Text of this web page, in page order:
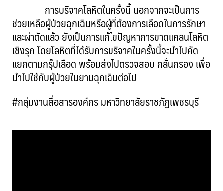
การบริจาคโลหิตในครั้งนี้ นอกจากจะเป็นการ
ช่วยเหลือผู้ป่วยฉุกเฉินหรือผู้ที่ต้องการเลือดในการรักษา
และผ่าตัดแล้ว ยังเป็นการแก้ไขปัญหาการขาดแคลนโลหิต
เชิงรุก โดยโลหิตที่ได้รับการบริจาคในครั้งนี้จะนำไปคัด
แยกตามกรุ๊ปเลือด พร้อมส่งไปตรวจสอบ กลั่นกรอง เพื่อ
นำไปใช้กับผู้ป่วยในยามฉุกเฉินต่อไป
#กลุ่มงานสื่อสารองค์กร มหาวิทยาลัยราชภัฏเพชรบุรี